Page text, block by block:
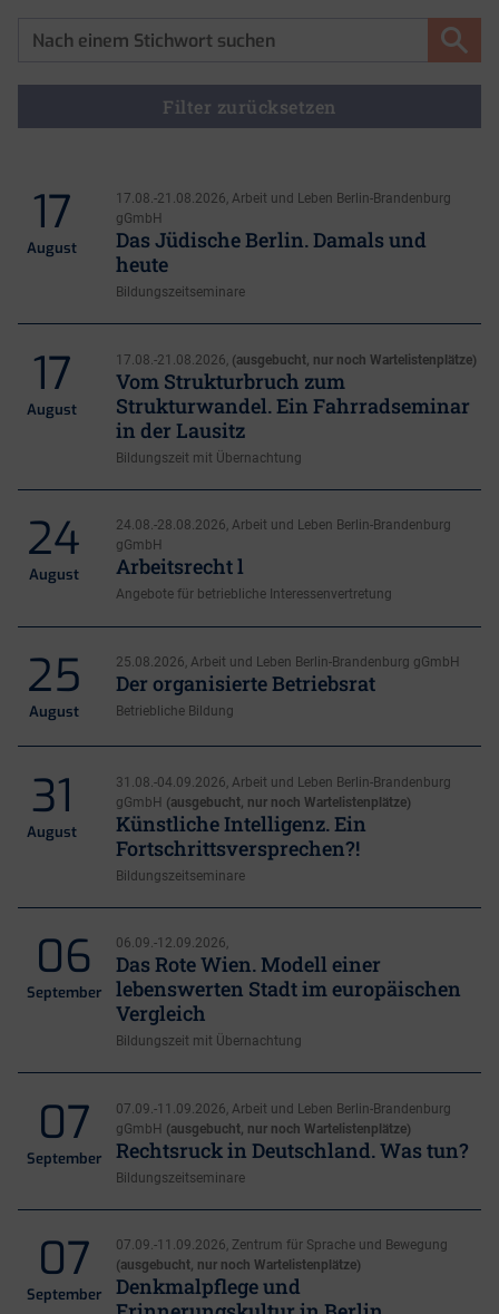
Starttermin
Filter zurücksetzen
17
August
17.08.-21.08.2026, Arbeit und Leben Berlin-Brandenburg
gGmbH
Das Jüdische Berlin. Damals und
heute
Bildungszeitseminare
17
August
17.08.-21.08.2026, (ausgebucht, nur noch Wartelistenplätze)
Vom Strukturbruch zum
Strukturwandel. Ein Fahrradseminar
in der Lausitz
Bildungszeit mit Übernachtung
24
August
24.08.-28.08.2026, Arbeit und Leben Berlin-Brandenburg
gGmbH
Arbeitsrecht l
Angebote für betriebliche Interessenvertretung
25
August
25.08.2026, Arbeit und Leben Berlin-Brandenburg gGmbH
Der organisierte Betriebsrat
Betriebliche Bildung
31
August
31.08.-04.09.2026, Arbeit und Leben Berlin-Brandenburg
gGmbH (ausgebucht, nur noch Wartelistenplätze)
Künstliche Intelligenz. Ein
Fortschrittsversprechen?!
Bildungszeitseminare
06
September
06.09.-12.09.2026,
Das Rote Wien. Modell einer
lebenswerten Stadt im europäischen
Vergleich
Bildungszeit mit Übernachtung
07
September
07.09.-11.09.2026, Arbeit und Leben Berlin-Brandenburg
gGmbH (ausgebucht, nur noch Wartelistenplätze)
Rechtsruck in Deutschland. Was tun?
Bildungszeitseminare
07
September
07.09.-11.09.2026, Zentrum für Sprache und Bewegung
(ausgebucht, nur noch Wartelistenplätze)
Denkmalpflege und